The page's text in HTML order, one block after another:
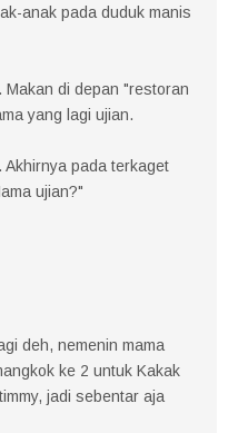
anak pada duduk manis
Makan di depan "restoran
yang lagi ujian.
pada terkaget
ujian?"
deh, nemenin mama
ke 2 untuk Kakak
jadi sebentar aja